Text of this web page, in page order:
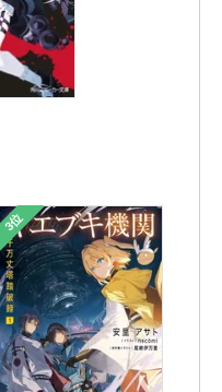
3位